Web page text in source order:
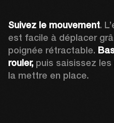
Suivez le mouvement.
est facile à déplacer
poignée rétractable.
rouler, puis saisissez
la mettre en place.